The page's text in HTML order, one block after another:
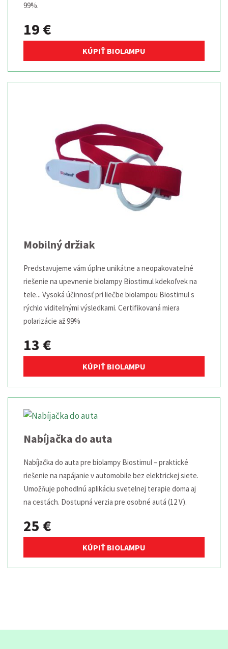
99%.
19 €
KÚPIŤ BIOLAMPU
Mobilný držiak
Predstavujeme vám úplne unikátne a neopakovateľné
riešenie na upevnenie biolampy Biostimul kdekoľvek na
tele... Vysoká účinnosť pri liečbe biolampou Biostimul s
rýchlo viditeľnými výsledkami. Certifikovaná miera
polarizácie až 99%
13 €
KÚPIŤ BIOLAMPU
Nabíjačka do auta
Nabíjačka do auta pre biolampy Biostimul – praktické
riešenie na napájanie v automobile bez elektrickej siete.
Umožňuje pohodlnú aplikáciu svetelnej terapie doma aj
na cestách. Dostupná verzia pre osobné autá (12 V).
25 €
KÚPIŤ BIOLAMPU